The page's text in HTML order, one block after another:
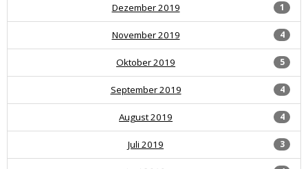
1
Dezember 2019
4
November 2019
5
Oktober 2019
4
September 2019
4
August 2019
3
Juli 2019